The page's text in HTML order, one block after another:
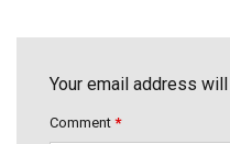
Your email address
Comment *